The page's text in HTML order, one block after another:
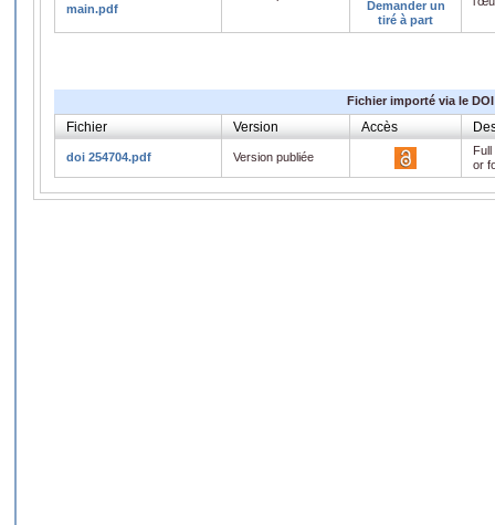
main.pdf
Demander un
tiré à part
Fichier importé via le DOI
Fichier Version Accès
doi 254704.pdf Version publiée
or